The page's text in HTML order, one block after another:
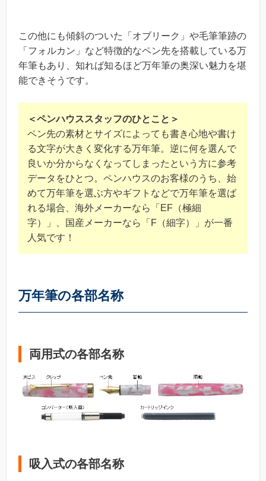
この他にも傾斜のついた「オブリーク」や毛筆筆跡の
「フォルカン」など特徴的なペン先を搭載している万
年筆もあり、知れば知るほど万年筆の奥深い魅力を堪
能できそうです。
＜ペンハウススタッフのひとこと＞
ペン先の素材とサイズによっても書き心地や書け
る文字が大きく変化する万年筆。逆に何を選んで
良いか分からなくなってしまったという方に参考
データをひとつ。ペンハウスのお客様のうち、始
めて万年筆を選ぶ方やギフトなどで万年筆を選ば
れる場合、海外メーカーなら「EF（極細
字）」、国産メーカーなら「F（細字）」が一番
人気です！
万年筆の各部名称
両用式の各部名称
吸入式の各部名称